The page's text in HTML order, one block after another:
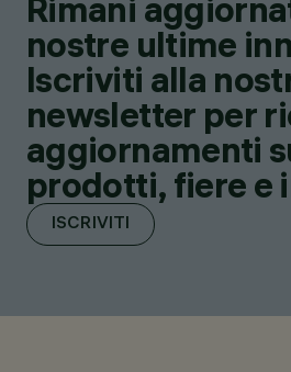
Rimani
nostre ultime
Iscriviti alla
newsletter per
aggiornamenti
prodotti, fiere e
ISCRIVITI